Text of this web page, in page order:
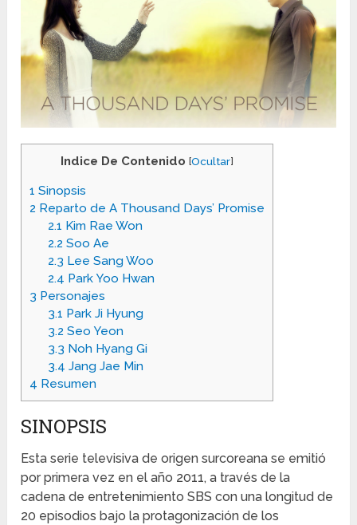
Indice De Contenido [Ocultar]
1 Sinopsis
2 Reparto de A Thousand Days’ Promise
2.1 Kim Rae Won
2.2 Soo Ae
2.3 Lee Sang Woo
2.4 Park Yoo Hwan
3 Personajes
3.1 Park Ji Hyung
3.2 Seo Yeon
3.3 Noh Hyang Gi
3.4 Jang Jae Min
4 Resumen
SINOPSIS
Esta serie televisiva de origen surcoreana se emitió
por primera vez en el año 2011, a través de la
cadena de entretenimiento SBS con una longitud de
20 episodios bajo la protagonización de los